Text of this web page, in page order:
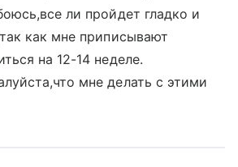
ли пройдет гладко и
как мне приписывают
на 12-14 неделе.
мне делать с этими